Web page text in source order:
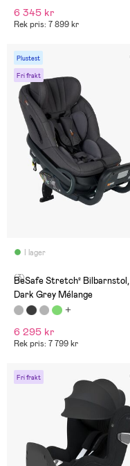
6 345 kr
Rek pris: 7 899 kr
Plustest
Fri frakt
I lager
(3)
BeSafe Stretch² Bilbarnstol,
Dark Grey Mélange
6 295 kr
Rek pris: 7 799 kr
Fri frakt